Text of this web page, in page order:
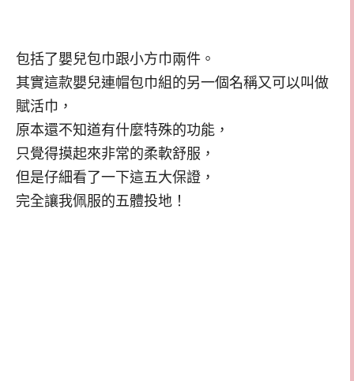
包括了嬰兒包巾跟小方巾兩件。
其實這款嬰兒連帽包巾組的另一個名稱又可以叫做
賦活巾，
原本還不知道有什麼特殊的功能，
只覺得摸起來非常的柔軟舒服，
但是仔細看了一下這五大保證，
完全讓我佩服的五體投地！